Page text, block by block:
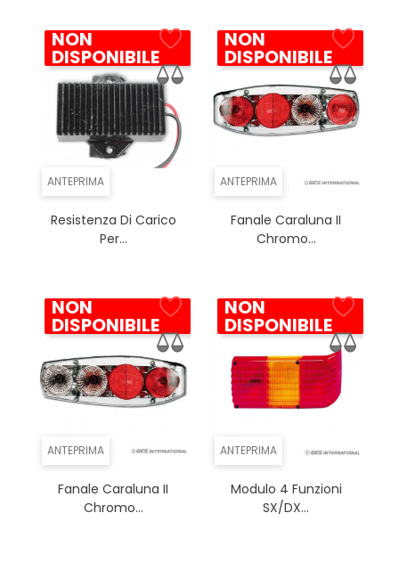
ANTEPRIMA
NON
DISPONIBILE
Resistenza Di Carico
Per...
ANTEPRIMA
NON
DISPONIBILE
Fanale Caraluna II
Chromo...
ANTEPRIMA
NON
DISPONIBILE
Fanale Caraluna II
Chromo...
ANTEPRIMA
NON
DISPONIBILE
Modulo 4 Funzioni
SX/DX...